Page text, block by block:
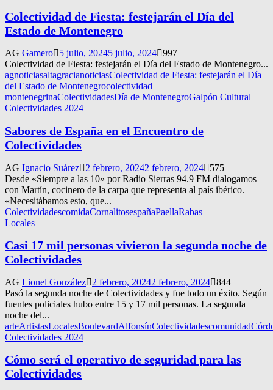
Colectividad de Fiesta: festejarán el Día del
Estado de Montenegro
AG Gamero 5 julio, 20245 julio, 2024 997
Colectividad de Fiesta: festejarán el Día del Estado de Montenegro...
agnoticiasaltagracianoticiasColectividad de Fiesta: festejarán el Día
del Estado de Montenegrocolectividad
montenegrinaColectividadesDía de MontenegroGalpón Cultural
Colectividades 2024
Sabores de España en el Encuentro de
Colectividades
AG Ignacio Suárez 2 febrero, 20242 febrero, 2024
575
Desde «Siempre a las 10» por Radio Sierras 94.9 FM dialogamos
con Martín, cocinero de la carpa que representa al país ibérico.
«Necesitábamos esto, que...
ColectividadescomidaCornalitosespañaPaellaRabas
Locales
Casi 17 mil personas vivieron la segunda noche de
Colectividades
AG Lionel González 2 febrero, 20242 febrero, 2024 844
Pasó la segunda noche de Colectividades y fue todo un éxito. Según
fuentes policiales hubo entre 15 y 17 mil personas. La segunda
noche del...
arteArtistasLocalesBoulevardAlfonsínColectividadescomunidad
Colectividades 2024
Cómo será el operativo de seguridad para las
Colectividades